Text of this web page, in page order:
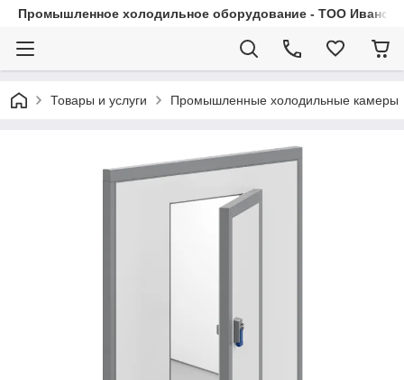
Промышленное холодильное оборудование - ТОО
Товары и услуги Промышленные холодильные камеры